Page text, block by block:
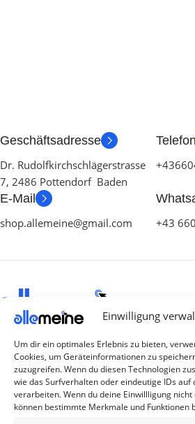
Einwilligung
Um dir ein optimales Erlebnis zu bieten,
Cookies, um Geräteinformationen zu
zuzugreifen. Wenn du diesen Technologien
wie das Surfverhalten oder eindeutige IDs auf
verarbeiten. Wenn du deine Einwillligung
können bestimmte Merkmale und Funktionen
Geschäftsadresse
Dr. Rudolfkirchschlägerstrasse
7, 2486 Pottendorf Baden
Telefon
E-Mail
shop.allemeine@gmail.com
+43
erreichen können, sind gleichzeitig mit
Welt hier.
Abonnieren Sie uns